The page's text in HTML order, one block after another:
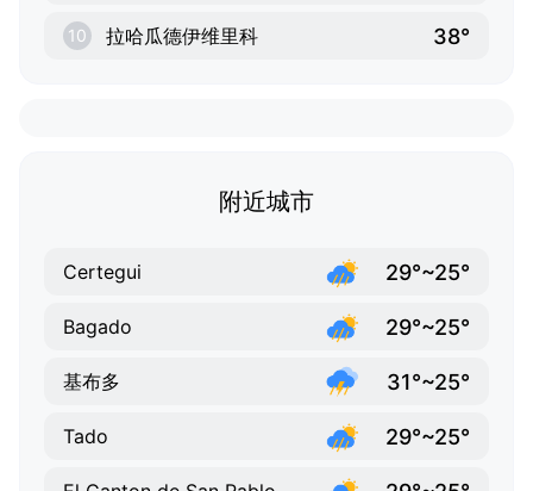
10 拉哈瓜德伊维里科 38°
附近城市
Certegui 29°~25°
Bagado 29°~25°
基布多 31°~25°
Tado 29°~25°